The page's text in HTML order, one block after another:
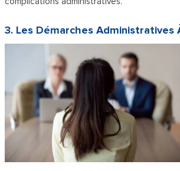
3. Les Démarches Administratives